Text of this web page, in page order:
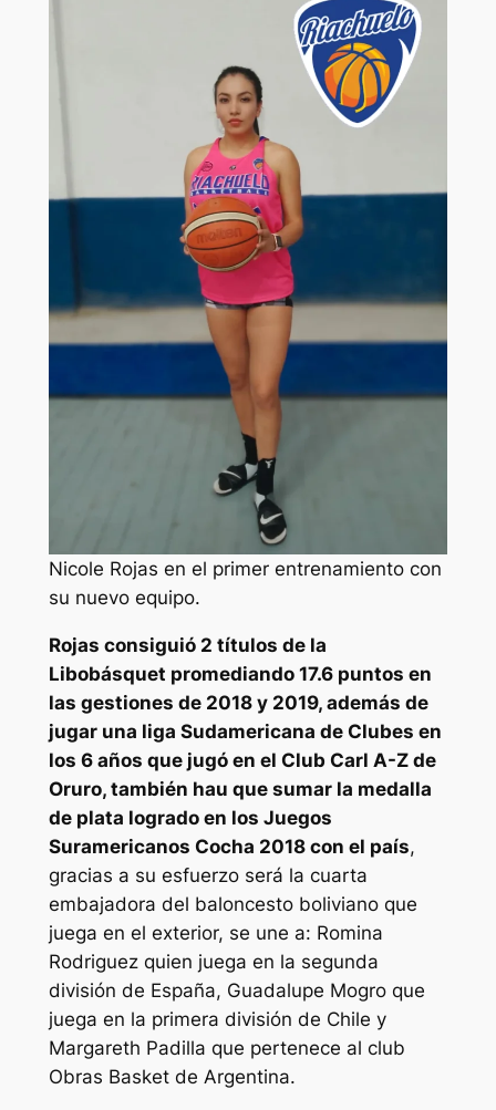
Nicole Rojas en el primer entrenamiento con
su nuevo equipo.
Rojas consiguió 2 títulos de la
Libobásquet promediando 17.6 puntos en
las gestiones de 2018 y 2019, además de
jugar una liga Sudamericana de Clubes en
los 6 años que jugó en el Club Carl A-Z de
Oruro, también hau que sumar la medalla
de plata logrado en los Juegos
Suramericanos Cocha 2018 con el país,
gracias a su esfuerzo será la cuarta
embajadora del baloncesto boliviano que
juega en el exterior, se une a: Romina
Rodriguez quien juega en la segunda
división de España, Guadalupe Mogro que
juega en la primera división de Chile y
Margareth Padilla que pertenece al club
Obras Basket de Argentina.